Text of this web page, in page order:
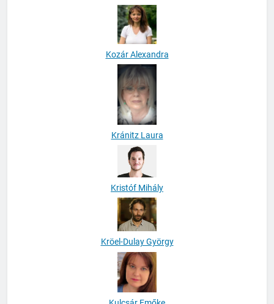
Kovács Rhewa Andrea
Kozár Alexandra
Kránitz Laura
Kristóf Mihály
Kröel-Dulay György